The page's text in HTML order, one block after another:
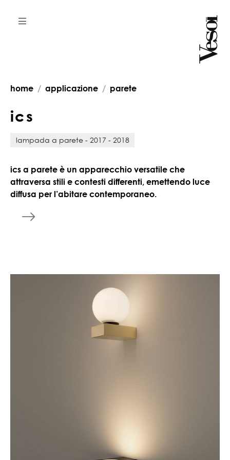
home applicazione parete
ics
lampada a parete - 2017 - 2018
ics a parete è un apparecchio versatile che
attraversa stili e contesti differenti, emettendo luce
diffusa per l’abitare contemporaneo.